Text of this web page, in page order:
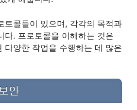
토콜들이 있으며, 각각의 목적과
다. 프로토콜을 이해하는 것은
다양한 작업을 수행하는 데 많은
안